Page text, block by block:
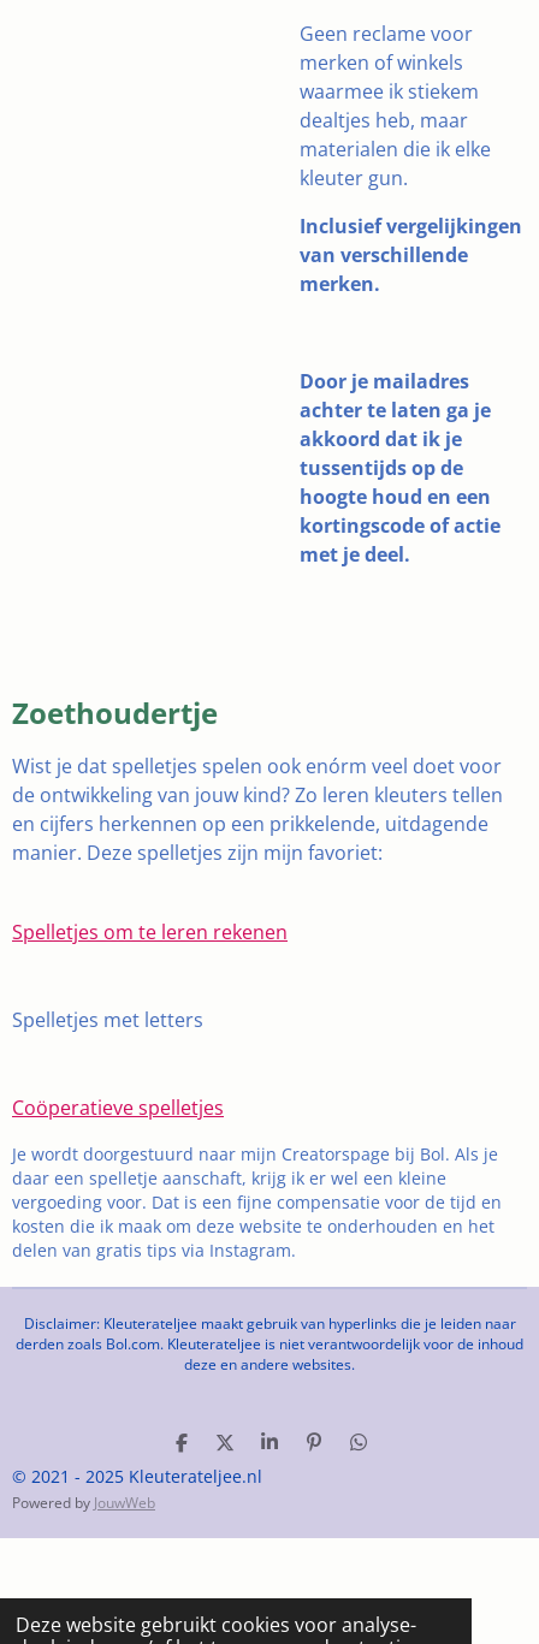
Deze website gebruikt cookies voor analyse-
Geen reclame voor
merken of winkels
waarmee ik stiekem
dealtjes heb, maar
materialen die ik elke
kleuter gun.
Inclusief vergelijkingen
van verschillende
merken.
Door je mailadres
achter te laten ga je
akkoord dat ik je
tussentijds op de
hoogte houd en een
kortingscode of actie
met je deel.
Zoethoudertje
Wist je dat spelletjes spelen ook enórm veel doet voor
de ontwikkeling van jouw kind? Zo leren kleuters tellen
en cijfers herkennen op een prikkelende, uitdagende
manier. Deze spelletjes zijn mijn favoriet:
Spelletjes om te leren rekenen
Spelletjes met letters
Coöperatieve spelletjes
Je wordt doorgestuurd naar mijn Creatorspage bij Bol. Als je
daar een spelletje aanschaft, krijg ik er wel een kleine
vergoeding voor. Dat is een fijne compensatie voor de tijd en
kosten die ik maak om deze website te onderhouden en het
delen van gratis tips via Instagram.
Disclaimer: Kleuterateljee maakt gebruik van hyperlinks die je leiden naar
derden zoals Bol.com. Kleuterateljee is niet verantwoordelijk voor de inhoud
deze en andere websites.
D
e
D
e
S
P
D
© 2021 - 2025 Kleuterateljee.nl
Powered by JouwWeb